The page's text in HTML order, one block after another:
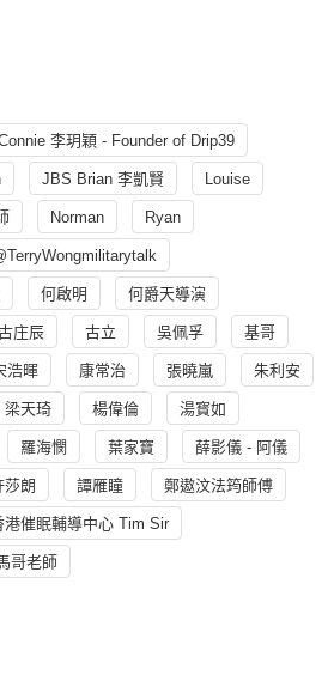
李玥穎 - Founder of Drip39
JBS Brian 李凱賢 Louise
Norman Ryan
何啟明 何爵天導演
庄辰 古立 吳佩孚 基哥
浩暉 康常治 張曉嵐 朱利安
梁天琦 楊偉倫 湯寳如
羅海憫 葉家寶 薛影儀 - 阿儀
莎朗 譚雁瞳 鄭遨汶法筠師傅
港催眠輔導中心 Tim Sir
哥老師